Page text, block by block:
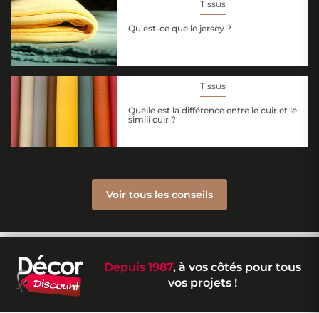
Tissus
Qu’est-ce que le jersey ?
Tissus
Quelle est la différence entre le cuir et le
simili cuir ?
Voir tous les conseils
Depuis 1987, à vos côtés pour tous
vos projets !